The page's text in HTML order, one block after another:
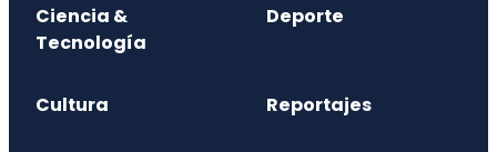
Ciencia &
Tecnología
Deporte
Cultura Reportajes